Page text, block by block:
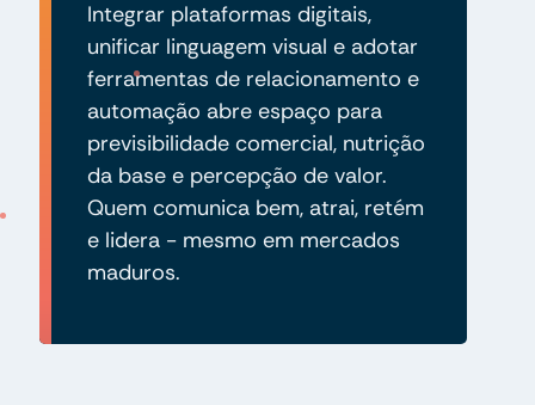
Integrar plataformas digitais,
unificar linguagem visual e adotar
ferramentas de relacionamento e
automação abre espaço para
previsibilidade comercial, nutrição
da base e percepção de valor.
Quem comunica bem, atrai, retém
e lidera - mesmo em mercados
maduros.